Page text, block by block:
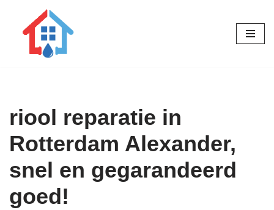
riool reparatie in
Rotterdam Alexander,
snel en gegarandeerd
goed!